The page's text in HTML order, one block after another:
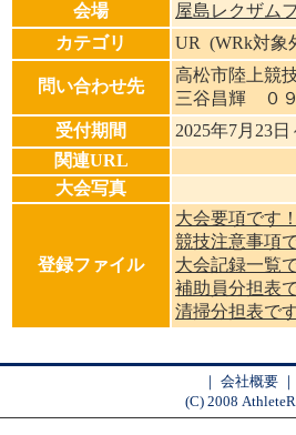
会場
屋島レクザム
カテゴリ
UR (WRk対象
問い合わせ先
高松市陸
三谷昌輝 ０
受付期間
2025年7月23
関連URL
大会写真
登録ファイル
大会要項です
競技注意事項
大会記録一覧
補助員分担表
清掃分担表で
｜ 会社概要
(C) 2008